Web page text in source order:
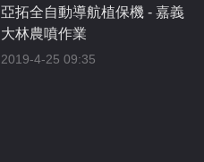
亞拓全自動導航植保機 - 嘉義
大林農噴作業
2019-4-25 09:35